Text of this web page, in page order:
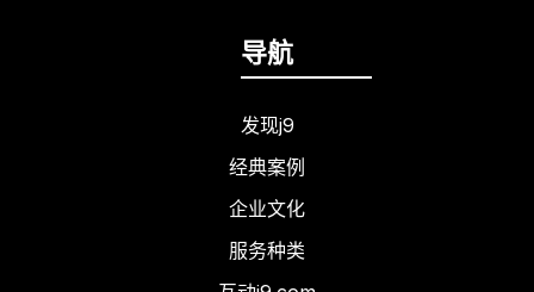
导航
发现j9
经典案例
企业文化
服务种类